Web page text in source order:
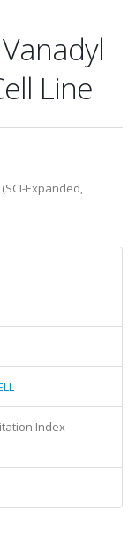
Line
(SCI-Expanded,
Index